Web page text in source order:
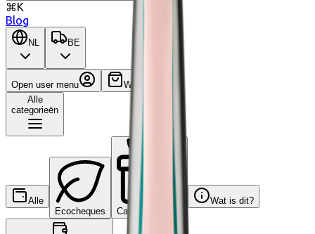
⌘K
Blog
NL BE
Open user menu
Winkelwagen
Alle
categorieën
Alle
Ecocheques
Cadeaucheques
Wat is dit?